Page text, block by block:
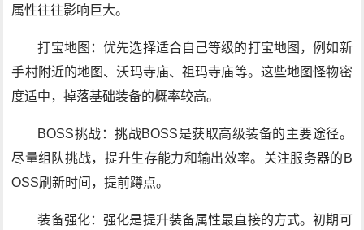
属性往往影响巨大。
打宝地图：优先选择适合自己等级的打宝地图，例如新
手村附近的地图、沃玛寺庙、祖玛寺庙等。这些地图怪物密
度适中，掉落基础装备的概率较高。
BOSS挑战：挑战BOSS是获取高级装备的主要途径。
尽量组队挑战，提升生存能力和输出效率。关注服务器的B
OSS刷新时间，提前蹲点。
装备强化：强化是提升装备属性最直接的方式。初期可